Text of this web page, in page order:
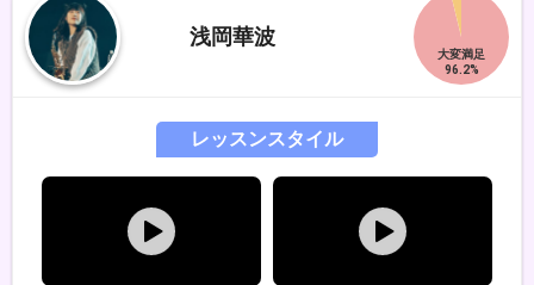
浅岡華波
レッスンスタイル